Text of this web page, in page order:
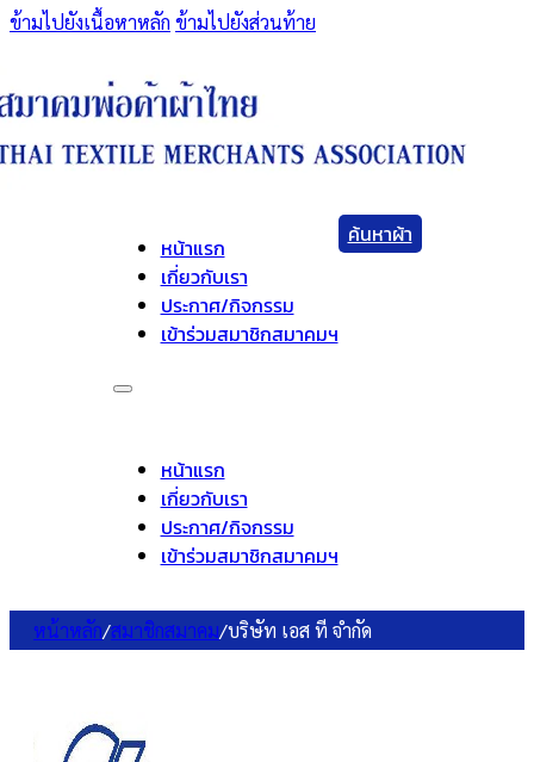
ข้ามไปยังเนื้อหาหลัก ข้ามไปยังส่วนท้าย
หน้าแรก
เกี่ยวกับเรา
ประกาศ/กิจกรรม
เข้าร่วมสมาชิกสมาคมฯ
หน้าแรก
เกี่ยวกับเรา
ประกาศ/กิจกรรม
เข้าร่วมสมาชิกสมาคมฯ
ค้นหาผ้า
หน้าหลัก/สมาชิกสมาคม/บริษัท เอส ที จำกัด